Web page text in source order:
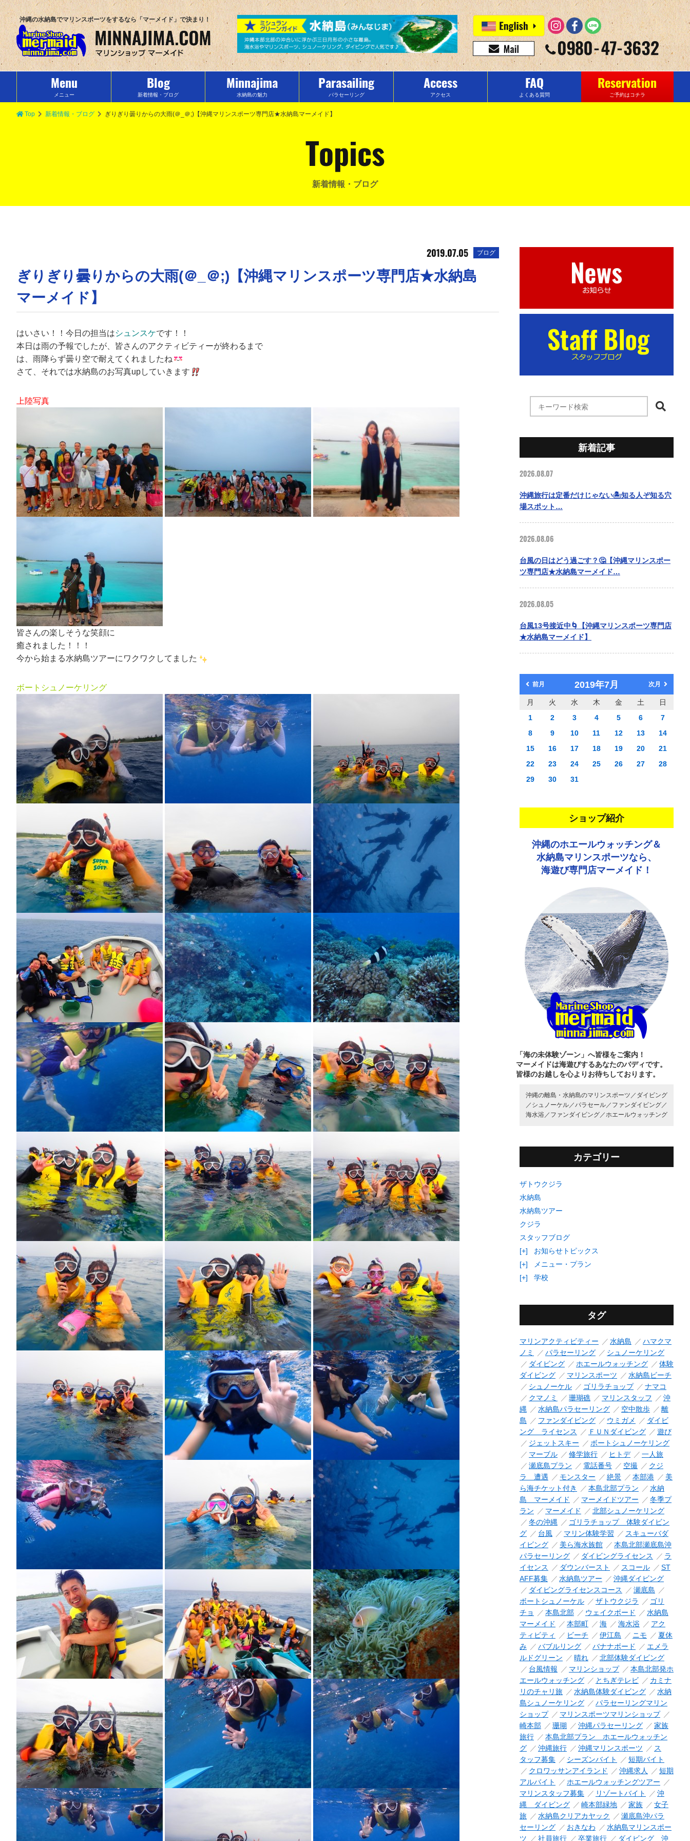
沖縄の水納島でマリンスポーツをするなら「マーメイド」で決まり！
Menu
メニュー
Blog
新着情報・ブログ
Minnajima
水納島の魅力
Parasailing
パラセーリング
Access
アクセス
FAQ
よくある質問
Reservation
ご予約はコチラ
Top 新着情報・ブログ ぎりぎり曇りからの大雨(＠_＠;)【沖縄マリンスポーツ専門店★水納島マーメイド】
Topics
新着情報・ブログ
2019.07.05 ブログ
ぎりぎり曇りからの大雨(＠_＠;)【沖縄マリンスポーツ専門店★水納島
マーメイド】
はいさい！！今日の担当はシュンスケです！！
本日は雨の予報でしたが、皆さんのアクティビティーが終わるまで
は、雨降らず曇り空で耐えてくれましたね
さて、それでは水納島のお写真upしていきます
上陸写真
皆さんの楽しそうな笑顔に
癒されました！！！
今から始まる水納島ツアーにワクワクしてました
ボートシュノーケリング
新着記事
2026.08.07
沖縄旅行は定番だけじゃない🏝️知る人ぞ知る穴
場スポット…
2026.08.06
台風の日はどう過ごす？🤔【沖縄マリンスポー
ツ専門店★水納島マーメイド…
2026.08.05
台風13号接近中🌀【沖縄マリンスポーツ専門店
★水納島マーメイド】
前月 2019年7月 次月
月 火 水 木 金 土
日
1
2 3 4 5 6
7
8
9 10 11 12 13
14
15
16 17 18 19 20
21
22
23 24 25 26 27
28
29
30 31
ショップ紹介
沖縄のホエールウォッチング＆
水納島マリンスポーツなら、
海遊び専門店マーメイド！
「海の未体験ゾーン」へ皆様をご案内！
マーメイドは海遊びするあなたのバディです。
皆様のお越しを心よりお待ちしております。
沖縄の離島・水納島のマリンスポーツ／ ダイビング
／ シュノーケル／ パラセール／ ファンダイビング／
海水浴／ ファンダイビング／ ホエールウォッチング
カテゴリー
ザトウクジラ
水納島
水納島ツアー
クジラ
スタッフブログ
[+]
お知らせトピックス
[+]
メニュー・プラン
[+]
学校
タグ
マリンアクティビティー 水納島
ハマクマ
ノミ
パラセーリング
シュノーケリング
ダイビング
ホエールウォッチング
体験
ダイビング
マリンスポーツ
水納島ビーチ
シュノーケル
ゴリラチョップ
ナマコ
クマノミ
珊瑚礁 マリンスタッフ
沖
縄
水納島パラセーリング 空中散歩
離
島
ファンダイビング ウミガメ
ダイビ
ング ライセンス
ＦＵＮダイビング
遊び
ジェットスキー
ボートシュノーケリング
マーブル
修学旅行 ヒトデ
一人旅
瀬底島プラン
電話番号 空撮
クジ
ラ 遭遇
モンスター 絶景 本部港
美
ら海チケット付き
本島北部プラン
水納
島 マーメイド
マーメイドツアー
冬季プ
ラン
マーメイド
北部シュノーケリング
冬の沖縄
ゴリラチョップ 体験ダイビン
グ
台風 マリン体験学習
スキューバダ
イビング
美ら海水族館
本島北部瀬底島沖
パラセーリング
ダイビングライセンス
ラ
イセンス
ダウンバースト スコール
ST
AFF募集
水納島ツアー
沖縄ダイビング
ダイビングライセンスコース
瀬底島
ボートシュノーケル
ザトウクジラ
ゴリ
チョ
本島北部 ウェイクボード
水納島
マーメイド
本部町 海 海水浴
アク
ティビティ
ビーチ 伊江島 ニモ
夏休
み
バブルリング バナナボード
エメラ
ルドグリーン
晴れ
北部体験ダイビング
台風情報
マリンショップ
本島北部発ホ
エールウォッチング
とちぎテレビ
カミナ
リのチャリ旅
水納島体験ダイビング
水納
島シュノーケリング
パラセーリングマリン
ショップ
マリンスポーツマリンショップ
崎本部
珊瑚 沖縄パラセーリング
家族
旅行
本島北部プラン ホエールウォッチン
グ
沖縄旅行 沖縄マリンスポーツ
ス
タッフ募集
シーズンバイト
短期バイト
クロワッサンアイランド
沖縄求人
短期
アルバイト
ホエールウォッチングツアー
マリンスタッフ募集
リゾートバイト
沖
縄 ダイビング
崎本部緑地 家族
女子
旅
水納島クリアカヤック
瀬底島沖パラ
セーリング
おきなわ
水納島マリンスポー
ツ
社員旅行 卒業旅行 ダイビング 沖